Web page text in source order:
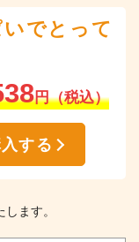
でとって
円（税込）
する
ます。